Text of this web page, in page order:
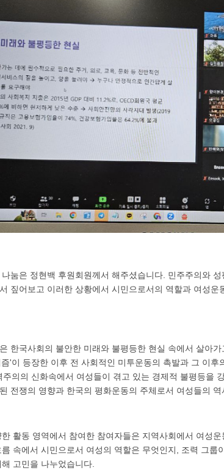
눔은 정현백 후원회원께서 해주셨습니다. 민주주의와
짚어보고 이러한 상황에서 시민으로서의 역할과 여성
한국사회의 불안한 미래와 불평등한 현실 속에서 살아
'이 등장한 이후 전 사회적인 미투운동의 촉발과 그 이후
의의 신화속에서 여성들이 겪고 있는 경제적 불평등을
전쟁의 영향과 한국의 평화운동의 주체로서 여성들의 역
활동 영역에서 참여한 참여자들은 지역사회에서 여성
속에서 시민으로서 여성의 역할은 무엇인지, 조력 그룹
고민을 나누었습니다.